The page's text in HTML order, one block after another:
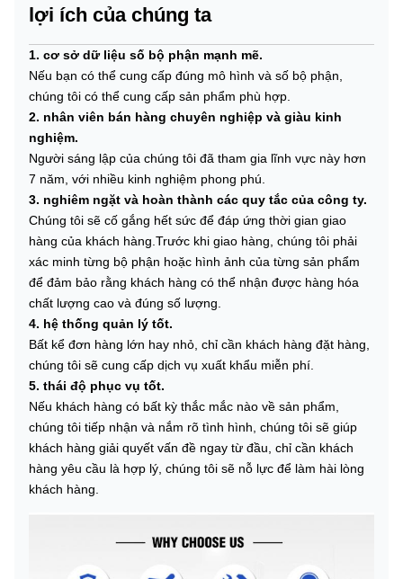
lợi ích của chúng ta
1. cơ sở dữ liệu số bộ phận mạnh mẽ.
Nếu bạn có thể cung cấp đúng mô hình và số bộ phận,
chúng tôi có thể cung cấp sản phẩm phù hợp.
2. nhân viên bán hàng chuyên nghiệp và giàu kinh
nghiệm.
Người sáng lập của chúng tôi đã tham gia lĩnh vực này hơn
7 năm, với nhiều kinh nghiệm phong phú.
3. nghiêm ngặt và hoàn thành các quy tắc của công ty.
Chúng tôi sẽ cố gắng hết sức để đáp ứng thời gian giao
hàng của khách hàng.Trước khi giao hàng, chúng tôi phải
xác minh từng bộ phận hoặc hình ảnh của từng sản phẩm
để đảm bảo rằng khách hàng có thể nhận được hàng hóa
chất lượng cao và đúng số lượng.
4. hệ thống quản lý tốt.
Bất kể đơn hàng lớn hay nhỏ, chỉ cần khách hàng đặt hàng,
chúng tôi sẽ cung cấp dịch vụ xuất khẩu miễn phí.
5. thái độ phục vụ tốt.
Nếu khách hàng có bất kỳ thắc mắc nào về sản phẩm,
chúng tôi tiếp nhận và nắm rõ tình hình, chúng tôi sẽ giúp
khách hàng giải quyết vấn đề ngay từ đầu, chỉ cần khách
hàng yêu cầu là hợp lý, chúng tôi sẽ nỗ lực để làm hài lòng
khách hàng.